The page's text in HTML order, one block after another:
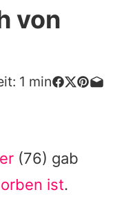
von
1 min
(76) gab
ist.